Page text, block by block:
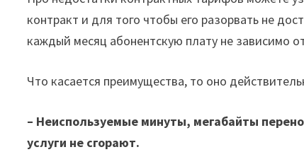
контракт и для того чтобы его разорвать не
каждый месяц абонентскую плату не зависимо
Что касается преимущества, то оно
– Неиспользуемые минуты, мегабайты
услуги не сгорают.